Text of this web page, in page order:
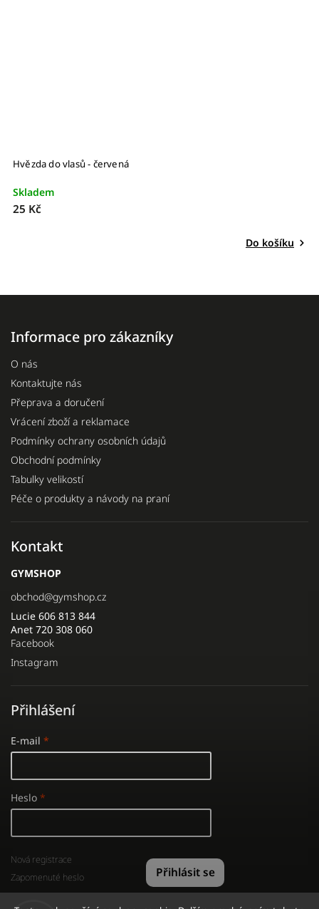
Hvězda do vlasů - červená
Skladem
25 Kč
Do košíku
Informace pro zákazníky
O nás
Kontaktujte nás
Přeprava a doručení
Vrácení zboží a reklamace
Podmínky ochrany osobních údajů
Obchodní podmínky
Tabulky velikostí
Péče o produkty a návody na praní
Kontakt
GYMSHOP
obchod@gymshop.cz
Lucie 606 813 844
Anet 720 308 060
Facebook
Instagram
Přihlášení
E-mail
Heslo
Přihlásit se
Nová registrace
Zapomenuté heslo